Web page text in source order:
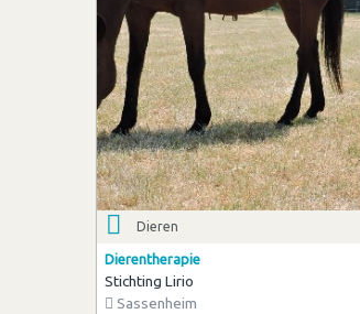
Dieren
Dierentherapie
Stichting Lirio
Sassenheim